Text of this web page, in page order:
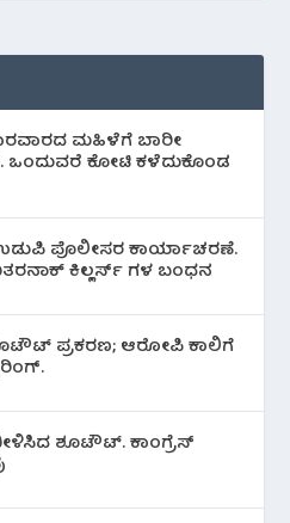
ಮಹಿಳೆಗೆ ಬಾರೀ
ಕೋಟಿ ಕಳೆದುಕೊಂಡ
ಉಡುಪಿ ಪೊಲೀಸರ ಕಾರ್ಯಾಚರಣೆ.
ಕಿಲ್ಲರ್ಸ್ ಗಳ ಬಂಧನ
ಶೂಟೌಟ್ ಪ್ರಕರಣ; ಆರೋಪಿ ಕಾಲಿಗೆ
ಶೂಟೌಟ್‌. ಕಾಂಗ್ರೆಸ್